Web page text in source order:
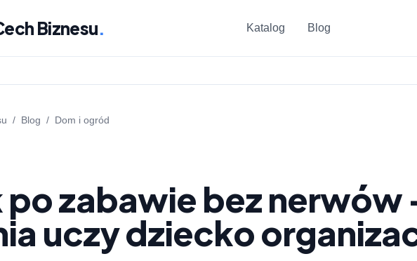
Biznesu. Katalog Blog
/ Blog / Dom i ogród
po zabawie bez nerwów
uczy dziecko